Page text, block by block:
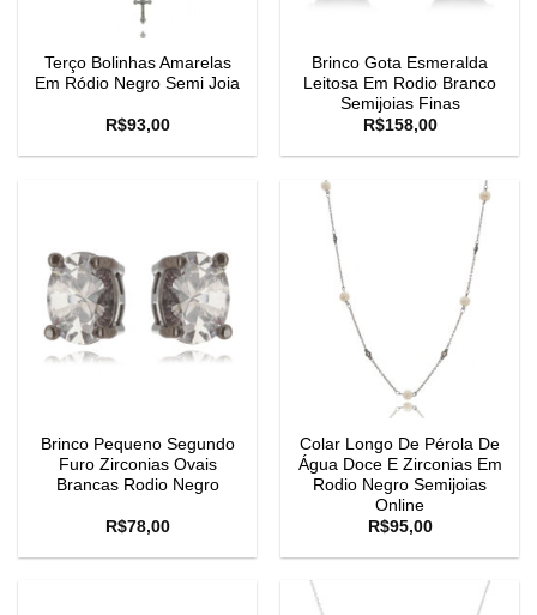
Terço Bolinhas Amarelas
Em Ródio Negro Semi Joia
R$93,00
Brinco Gota Esmeralda
Leitosa Em Rodio Branco
Semijoias Finas
R$158,00
Brinco Pequeno Segundo
Furo Zirconias Ovais
Brancas Rodio Negro
R$78,00
Colar Longo De Pérola De
Água Doce E Zirconias Em
Rodio Negro Semijoias
Online
R$95,00